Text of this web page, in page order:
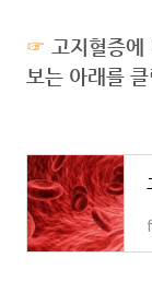
☞ 고지혈증에
보는 아래를